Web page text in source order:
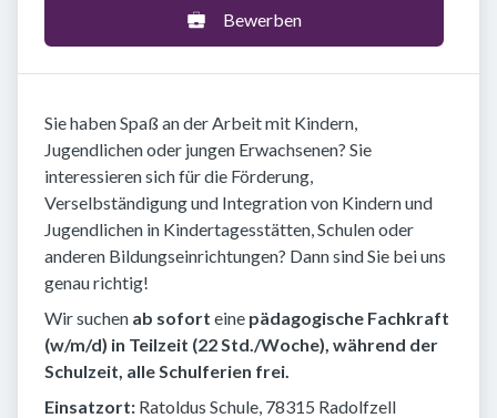
Bewerben
Sie haben Spaß an der Arbeit mit Kindern,
Jugendlichen oder jungen Erwachsenen? Sie
interessieren sich für die Förderung,
Verselbständigung und Integration von Kindern und
Jugendlichen in Kindertagesstätten, Schulen oder
anderen Bildungseinrichtungen? Dann sind Sie bei uns
genau richtig!
Wir suchen ab sofort eine pädagogische Fachkraft
(w/m/d) in Teilzeit (22 Std./Woche), während der
Schulzeit, alle Schulferien frei.
Einsatzort: Ratoldus Schule, 78315 Radolfzell